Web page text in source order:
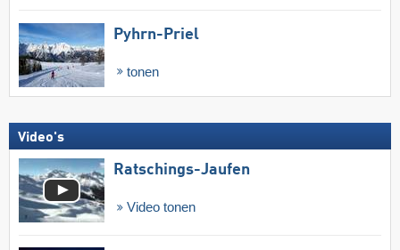
Pyhrn-Priel
tonen
Video's
Ratschings-Jaufen
Video tonen